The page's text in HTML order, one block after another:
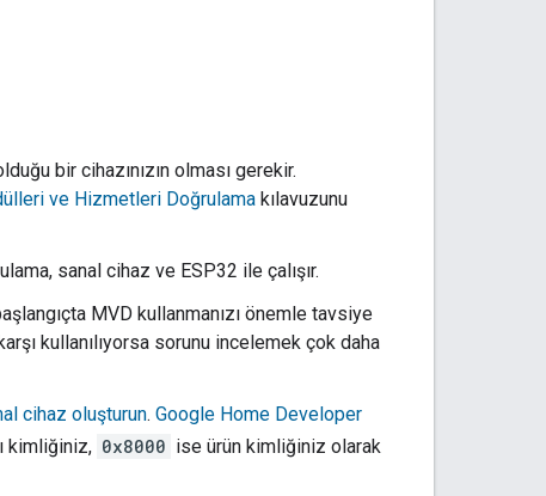
bir cihazınızın olması gerekir.
ve Hizmetleri Doğrulama kılavuzunu
sanal cihaz ve ESP32 ile çalışır.
MVD kullanmanızı önemle tavsiye
kullanılıyorsa sorunu incelemek çok daha
cihaz oluşturun. Google Home Developer
kimliğiniz, 0x8000 ise ürün kimliğiniz olarak